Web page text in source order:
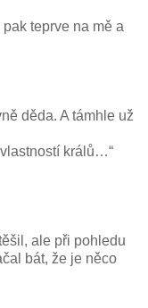
teprve na mě a
děda. A támhle už
králů…“
ale při pohledu
bát, že je něco